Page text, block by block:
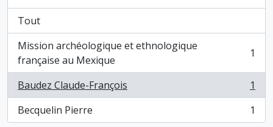
Tout
Mission archéologique et ethnologique
française au Mexique
, 1 résultats 1
Baudez Claude-François
, 1 résultats
1
Becquelin Pierre
, 1 résultats 1